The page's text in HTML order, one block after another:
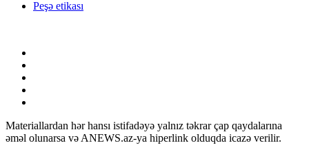
Peşə etikası
Materiallardan hər hansı istifadəyə yalnız təkrar çap qaydalarına
əməl olunarsa və ANEWS.az-ya hiperlink olduqda icazə verilir.